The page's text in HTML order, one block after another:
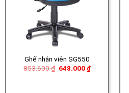
Ghế nhân viên SG550
853.600₫ Giá
648.000 ₫Giá
hiện